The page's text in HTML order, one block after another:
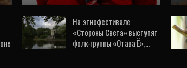
На этнофестивале
«Стороны Света» выступят
фолк-группы «Отава Ё»,…